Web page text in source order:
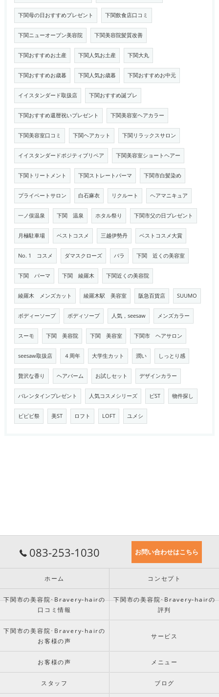
下関母の日おすすめプレゼント 下関飲食店口コミ
下関ニューオープン美容院 下関美容院髪質改善
下関おすすめお土産 下関人気お土産 下関大丸
下関おすすめお歳暮 下関人気お歳暮 下関おすすめお中元
イイスタンダード取扱店 下関おすすめ誕プレ
下関おすすめ還暦祝いプレゼント 下関美容室ヘアカラー
下関美容室口コミ 下関ヘアカット 下関リラックスサロン
イイスタンダードポジティブリペア 下関美容室ショートヘアー
下関トリートメント 下関ストレートパーマ 下関市白髪染め
プライベートサロン 白石麻衣 リクルート ヘアマニキュア
一ノ俣温泉 下関 温泉 ホタル祭り 下関市父の日プレゼント
月極駐車場 ベストコスメ 三越伊勢丹 ベストコスメ大賞
No. 1 コスメ ダマスクローズ バラ 下関 近くの美容室
下関 パーマ 下関 綾羅木 下関近くの美容院
綾羅木 メンズカット 綾羅木駅 美容室 阪急百貨店 SUUMO
ボディーソープ ボディソープ 人気，seesaw メンズカラー
スーモ 下関 美容院 下関 美容室 下関市 ヘアサロン
seesaw取扱店 ４周年 大学生カット 潤い しっとり感
贅沢な香り ヘアバーム お試しセット デザインカラー
バレンタインプレゼント 人気コスメシリーズ ビST 物件探し
ビビビ祭 美ST ロフト LOFT ユメシ
083-253-1030 お問い合わせはこちら
ホーム コンセプト
下関市の美容院･Bravery-hairの
口コミ情報
下関市の美容院･Bravery-hairの
評判
下関市の美容院･Bravery-hairの
お客様の声
サービス
お客様の声 メニュー
スタッフ ブログ